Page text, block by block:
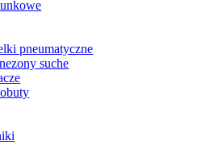
pneumatyczne
suche